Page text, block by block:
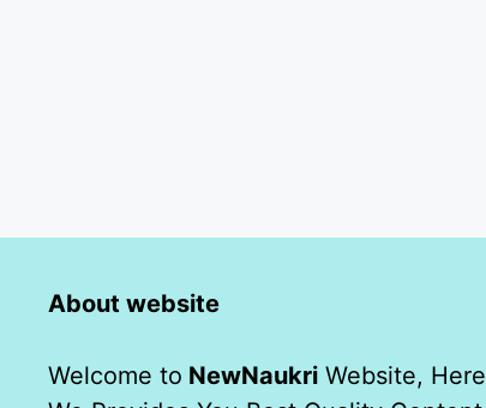
About website
Welcome to NewNaukri Website, Here